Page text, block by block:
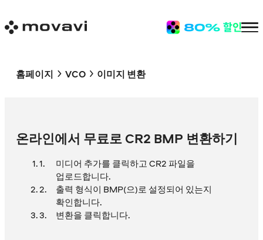
홈페이지 VCO 이미지 변환
온라인에서 무료로 CR2 BMP 변환하기
미디어 추가를 클릭하고 CR2 파일을
업로드합니다.
출력 형식이 BMP(으)로 설정되어 있는지
확인합니다.
변환을 클릭합니다.